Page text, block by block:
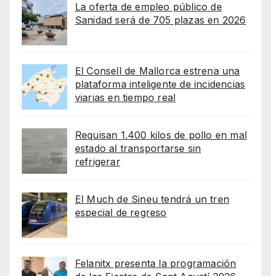
La oferta de empleo público de
Sanidad será de 705 plazas en 2026
El Consell de Mallorca estrena una
plataforma inteligente de incidencias
viarias en tiempo real
Requisan 1.400 kilos de pollo en mal
estado al transportarse sin
refrigerar
El Much de Sineu tendrá un tren
especial de regreso
Felanitx presenta la programación